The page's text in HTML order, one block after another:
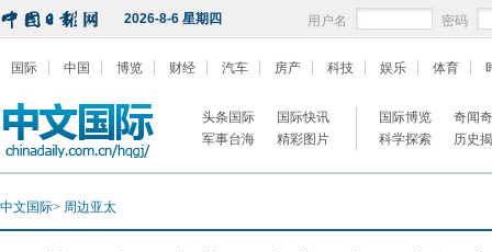
2026-8-6 星期四 用户名 密码
国际 中国 博览 财经 汽车 房产 科技 娱乐 体育
头条国际
国际快讯
军事台海
精彩图片
国际博览
奇闻
科学探索
历史
中文国际> 周边亚太